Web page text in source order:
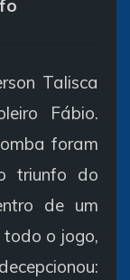
Talisca
Fábio.
foram
triunfo do
de um
o jogo,